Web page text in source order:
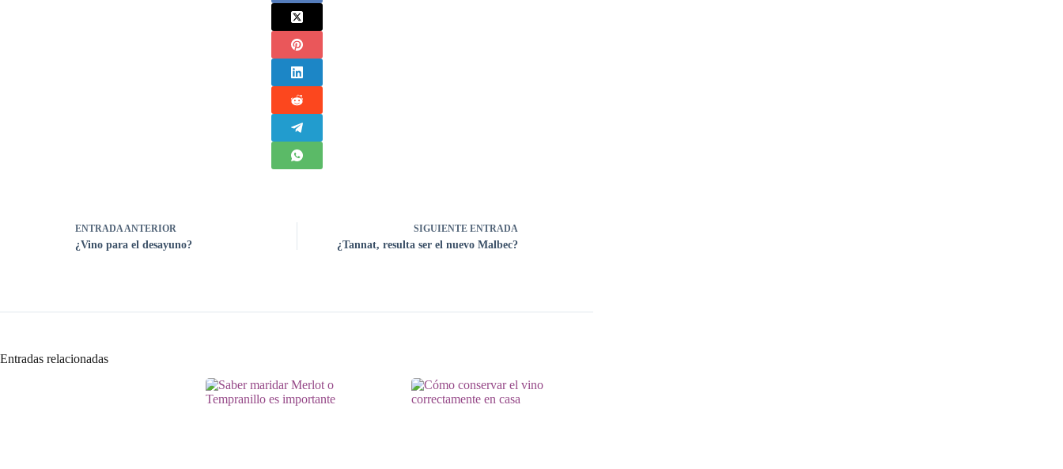
ENTRADAANTERIOR
¿Vino para el desayuno?
SIGUIENTE ENTRADA
¿Tannat, resulta ser el nuevo Malbec?
Entradas relacionadas